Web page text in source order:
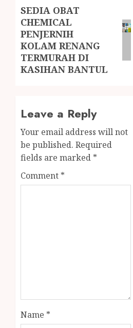
SEDIA OBAT
CHEMICAL
PENJERNIH
KOLAM RENANG
TERMURAH DI
KASIHAN BANTUL
Leave a Reply
Your email address will not
be published. Required
fields are marked *
Comment *
Name *